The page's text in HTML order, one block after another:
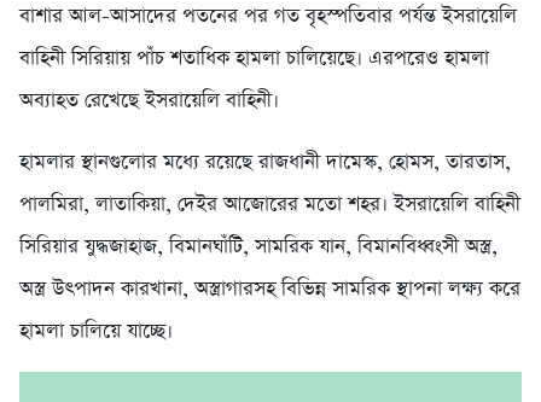
বাশার আল-আসাদের পতনের পর গত বৃহস্পতিবার পর্যন্ত ইসরায়েলি
বাহিনী সিরিয়ায় পাঁচ শতাধিক হামলা চালিয়েছে। এরপরেও হামলা
অব্যাহত রেখেছে ইসরায়েলি বাহিনী।
হামলার স্থানগুলোর মধ্যে রয়েছে রাজধানী দামেস্ক, হোমস, তারতাস,
পালমিরা, লাতাকিয়া, দেইর আজোরের মতো শহর। ইসরায়েলি বাহিনী
সিরিয়ার যুদ্ধজাহাজ, বিমানঘাঁটি, সামরিক যান, বিমানবিধ্বংসী অস্ত্র,
অস্ত্র উৎপাদন কারখানা, অস্ত্রাগারসহ বিভিন্ন সামরিক স্থাপনা লক্ষ্য করে
হামলা চালিয়ে যাচ্ছে।